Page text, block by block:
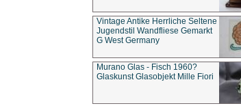
Vintage Antike Herrliche Seltene
Jugendstil Wandfliese Gemarkt
G West Germany
Murano Glas - Fisch 1960?
Glaskunst Glasobjekt Mille Fiori